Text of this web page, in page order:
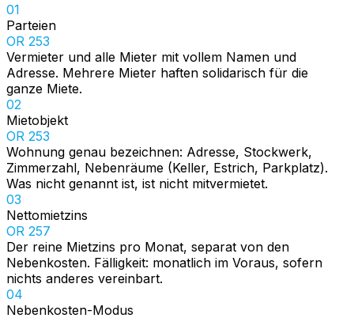
01
Parteien
OR 253
Vermieter und alle Mieter mit vollem Namen und
Adresse. Mehrere Mieter haften solidarisch für die
ganze Miete.
02
Mietobjekt
OR 253
Wohnung genau bezeichnen: Adresse, Stockwerk,
Zimmerzahl, Nebenräume (Keller, Estrich, Parkplatz).
Was nicht genannt ist, ist nicht mitvermietet.
03
Nettomietzins
OR 257
Der reine Mietzins pro Monat, separat von den
Nebenkosten. Fälligkeit: monatlich im Voraus, sofern
nichts anderes vereinbart.
04
Nebenkosten-Modus